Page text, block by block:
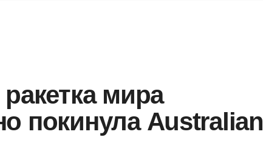
мира
покинула Australian